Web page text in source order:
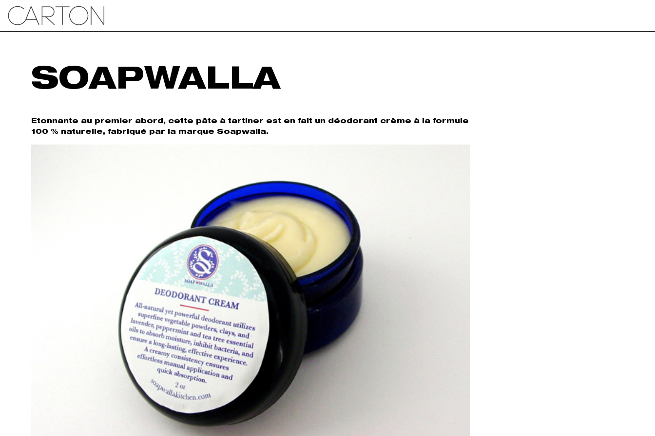
SOAPWALLA
Etonnante au premier abord, cette pâte à tartiner est en fait un déodorant crème à la formule
100 % naturelle, fabriqué par la marque Soapwalla.